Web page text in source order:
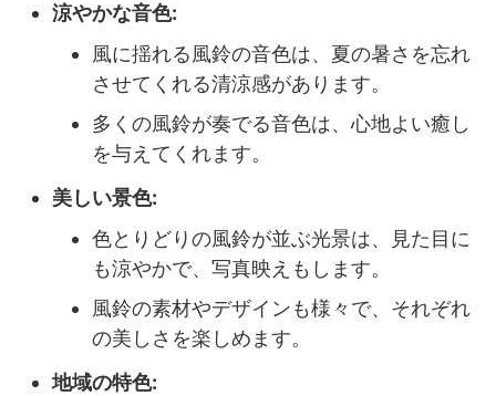
涼やかな音色:
風に揺れる風鈴の音色は、夏の暑さを忘れ
させてくれる清涼感があります。
多くの風鈴が奏でる音色は、心地よい癒し
を与えてくれます。
美しい景色:
色とりどりの風鈴が並ぶ光景は、見た目に
も涼やかで、写真映えもします。
風鈴の素材やデザインも様々で、それぞれ
の美しさを楽しめます。
地域の特色: